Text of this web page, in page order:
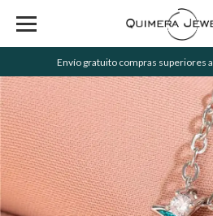
Envío gratuito compras superiores a